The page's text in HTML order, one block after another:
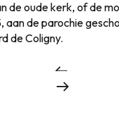
de oude kerk, of de
aan de parochie
de Coligny.